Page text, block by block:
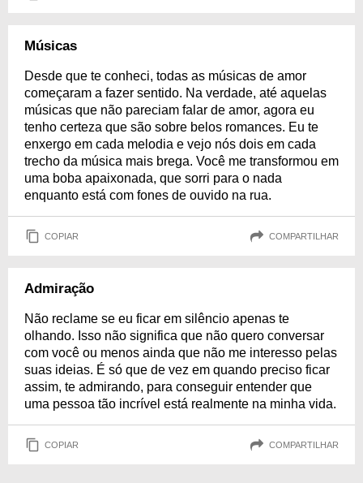
Músicas
Desde que te conheci, todas as músicas de amor
começaram a fazer sentido. Na verdade, até aquelas
músicas que não pareciam falar de amor, agora eu
tenho certeza que são sobre belos romances. Eu te
enxergo em cada melodia e vejo nós dois em cada
trecho da música mais brega. Você me transformou em
uma boba apaixonada, que sorri para o nada
enquanto está com fones de ouvido na rua.
COPIAR COMPARTILHAR
Admiração
Não reclame se eu ficar em silêncio apenas te
olhando. Isso não significa que não quero conversar
com você ou menos ainda que não me interesso pelas
suas ideias. É só que de vez em quando preciso ficar
assim, te admirando, para conseguir entender que
uma pessoa tão incrível está realmente na minha vida.
COPIAR COMPARTILHAR